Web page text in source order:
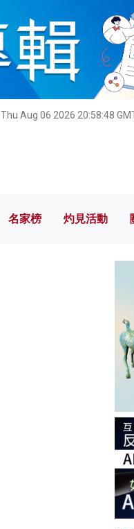
Thu Aug 06 2026 20:58:49
名家榜 灼見活動
名家榜 灼見活動